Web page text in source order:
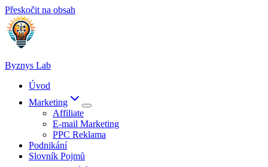
Přeskočit na obsah
Byznys Lab
Úvod
Marketing
Affiliate
E-mail Marketing
PPC Reklama
Podnikání
Slovník Pojmů